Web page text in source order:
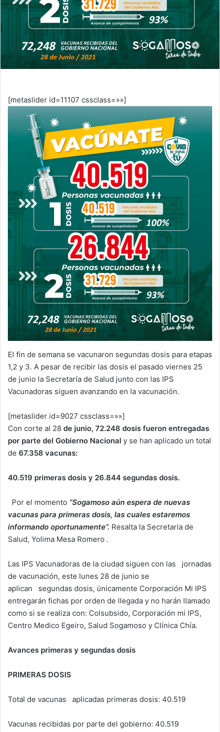
[metaslider id=11107 cssclass=»»]
El fin de semana se vacunaron segundas dosis para etapas
1,2 y 3. A pesar de recibir las dosis el pasado viernes 25
de junio la Secretaría de Salud junto con las IPS
Vacunadoras siguen avanzando en la vacunación.
[metaslider id=9027 cssclass=»»]
Con corte al 28 de junio, 72.248 dosis fueron entregadas
por parte del Gobierno Nacional y se han aplicado un total
de 67.358 vacunas:
40.519 primeras dosis y 26.844 segundas dosis.
Por el momento “Sogamoso aún espera de nuevas
vacunas para primeras dosis, las cuales estaremos
informando oportunamente”. Resalta la Secretaria de
Salud, Yolima Mesa Romero .
Las IPS Vacunadoras de la ciudad siguen con las jornadas
de vacunación, este lunes 28 de junio se
aplican segundas dosis, únicamente Corporación Mi IPS
entregarán fichas por orden de llegada y no harán llamado
como si se realiza con: Colsubsido, Corporación mi IPS,
Centro Medico Egeiro, Salud Sogamoso y Clínica Chía.
Avances primeras y segundas dosis
PRIMERAS DOSIS
Total de vacunas aplicadas primeras dosis: 40.519
Vacunas recibidas por parte del gobierno: 40.519